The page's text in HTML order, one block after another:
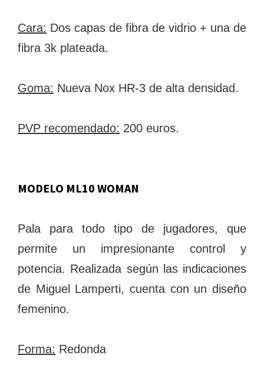
Cara: Dos capas de fibra de vidrio + una de
fibra 3k plateada.
Goma: Nueva Nox HR-3 de alta densidad.
PVP recomendado: 200 euros.
MODELO ML10 WOMAN
Pala para todo tipo de jugadores, que
permite un impresionante control y
potencia. Realizada según las indicaciones
de Miguel Lamperti, cuenta con un diseño
femenino.
Forma: Redonda